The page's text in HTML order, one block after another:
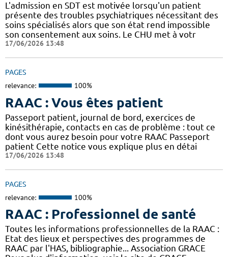
L'admission en SDT est motivée lorsqu'un patient
présente des troubles psychiatriques nécessitant des
soins spécialisés alors que son état rend impossible
son consentement aux soins. Le CHU met à votr
17/06/2026 13:48
PAGES
relevance: 100%
RAAC : Vous êtes patient
Passeport patient, journal de bord, exercices de
kinésithérapie, contacts en cas de problème : tout ce
dont vous aurez besoin pour votre RAAC Passeport
patient Cette notice vous explique plus en détai
17/06/2026 13:48
PAGES
relevance: 100%
RAAC : Professionnel de santé
Toutes les informations professionnelles de la RAAC :
Etat des lieux et perspectives des programmes de
RAAC par l'HAS, bibliographie... Association GRACE